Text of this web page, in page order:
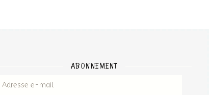
ABONNEMENT
Adresse e-mail